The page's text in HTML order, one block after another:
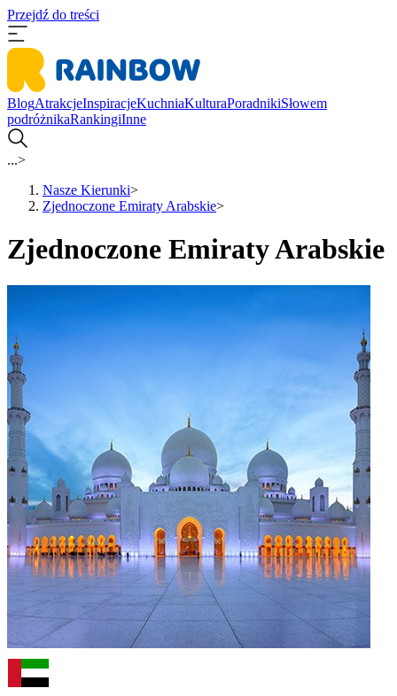
Przejdź do treści
BlogAtrakcjeInspiracjeKuchniaKulturaPoradnikiSłowem
podróżnikaRankingiInne
...>
Nasze Kierunki>
Zjednoczone Emiraty Arabskie>
Zjednoczone Emiraty Arabskie